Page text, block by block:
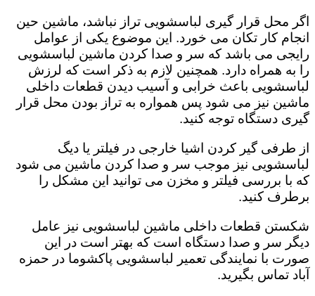
اگر محل قرار گیری لباسشویی تراز نباشد، ماشین حین
انجام کار تکان می خورد‌. این موضوع یکی از عوامل
رایجی می باشد که سر و صدا کردن ماشین لباسشویی
را به همراه دارد. همچنین لازم به ذکر است که لرزش
لباسشویی باعث خرابی و آسیب دیدن قطعات داخلی
ماشین نیز می شود پس همواره به تراز بودن محل قرار
گیری دستگاه توجه کنید.
از طرفی گیر کردن اشیا خارجی در فیلتر یا دیگ
لباسشویی نیز موجب سر و صدا کردن ماشین می شود
که با بررسی فیلتر و مخزن می توانید این مشکل را
برطرف کنید.
شکستن قطعات داخلی ماشین لباسشویی نیز عامل
دیگر سر و صدا دستگاه است که بهتر است در این
صورت با نمایندگی تعمیر لباسشویی پاکشوما در حمزه
آباد تماس بگیرید.